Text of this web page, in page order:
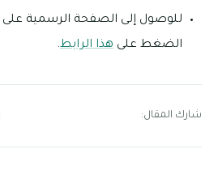
للوصول إلى الصفحة الرسمية
الضغط على هذا الرابط.
شارك المقال: